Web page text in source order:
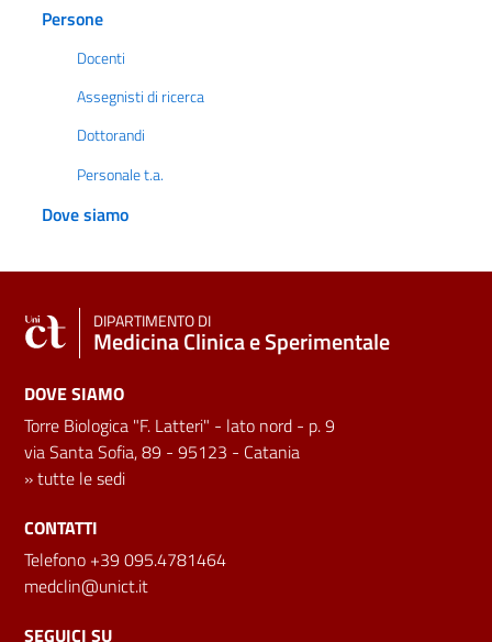
Persone
Docenti
Assegnisti di ricerca
Dottorandi
Personale t.a.
Dove siamo
DIPARTIMENTO DI
Medicina Clinica e Sperimentale
DOVE SIAMO
Torre Biologica "F. Latteri" - lato nord - p. 9
via Santa Sofia, 89 - 95123 - Catania
»tutte le sedi
CONTATTI
Telefono +39 095.4781464
medclin@unict.it
SEGUICI SU